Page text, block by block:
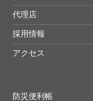
代理店
採用情報
アクセス
防災便利帳